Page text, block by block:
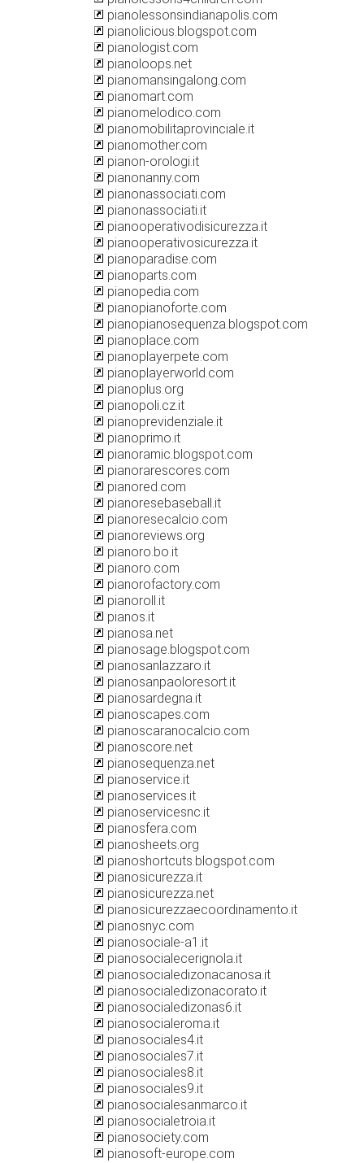
pianolessonsindianapolis.com
pianolicious.blogspot.com
pianologist.com
pianoloops.net
pianomansingalong.com
pianomart.com
pianomelodico.com
pianomobilitaprovinciale.it
pianomother.com
pianon-orologi.it
pianonanny.com
pianonassociati.com
pianonassociati.it
pianooperativodisicurezza.it
pianooperativosicurezza.it
pianoparadise.com
pianoparts.com
pianopedia.com
pianopianoforte.com
pianopianosequenza.blogspot.com
pianoplace.com
pianoplayerpete.com
pianoplayerworld.com
pianoplus.org
pianopoli.cz.it
pianoprevidenziale.it
pianoprimo.it
pianoramic.blogspot.com
pianorarescores.com
pianored.com
pianoresebaseball.it
pianoresecalcio.com
pianoreviews.org
pianoro.bo.it
pianoro.com
pianorofactory.com
pianoroll.it
pianos.it
pianosa.net
pianosage.blogspot.com
pianosanlazzaro.it
pianosanpaoloresort.it
pianosardegna.it
pianoscapes.com
pianoscaranocalcio.com
pianoscore.net
pianosequenza.net
pianoservice.it
pianoservices.it
pianoservicesnc.it
pianosfera.com
pianosheets.org
pianoshortcuts.blogspot.com
pianosicurezza.it
pianosicurezza.net
pianosicurezzaecoordinamento.it
pianosnyc.com
pianosociale-a1.it
pianosocialecerignola.it
pianosocialedizonacanosa.it
pianosocialedizonacorato.it
pianosocialedizonas6.it
pianosocialeroma.it
pianosociales4.it
pianosociales7.it
pianosociales8.it
pianosociales9.it
pianosocialesanmarco.it
pianosocialetroia.it
pianosociety.com
pianosoft-europe.com